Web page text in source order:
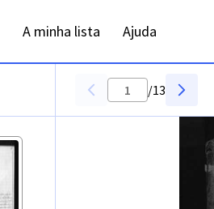
A minha lista Ajuda
/13